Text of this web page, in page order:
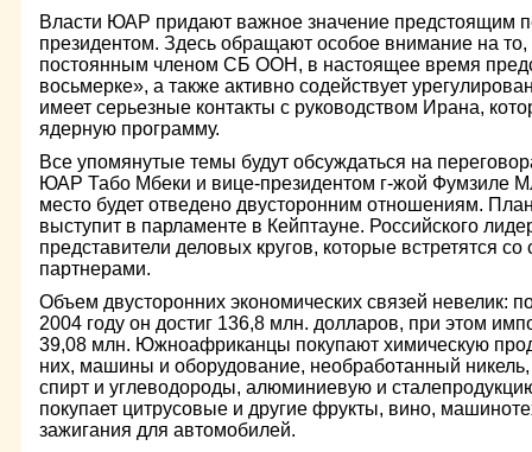
Власти ЮАР придают важное значение предстоящим
президентом. Здесь обращают особое внимание на то,
постоянным членом СБ ООН, в настоящее время
восьмерке», а также активно содействует
имеет серьезные контакты с руководством Ирана,
ядерную программу.
Все упомянутые темы будут обсуждаться на
ЮАР Табо Мбеки и вице-президентом г-жой Фумзиле
место будет отведено двусторонним отношениям.
выступит в парламенте в Кейптауне. Российского
представители деловых кругов, которые встретятся
партнерами.
Объем двусторонних экономических связей невелик:
2004 году он достиг 136,8 млн. долларов, при этом
39,08 млн. Южноафриканцы покупают химическую
них, машины и оборудование, необработанный
спирт и углеводороды, алюминиевую и
покупает цитрусовые и другие фрукты, вино,
зажигания для автомобилей.